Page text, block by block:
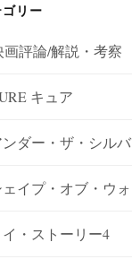
リー
評論/解説・考察
キュア
ンダー・ザ・シル
ェイプ・オブ・ウ
イ・ストーリー4